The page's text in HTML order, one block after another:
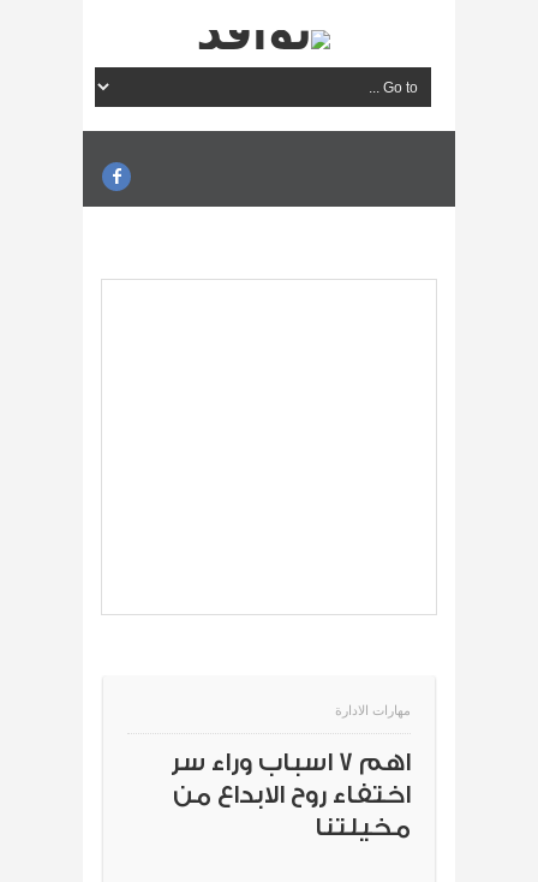
مهارات الادارة
اهم 7 اسباب وراء سر
اختفاء روح الابداع من
مخيلتنا